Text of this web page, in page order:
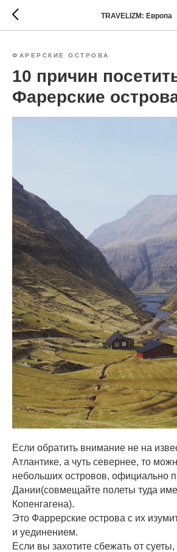
TRAVELIZM: Европа
ФАРЕРСКИЕ ОСТРОВА
10 причин
Фарерские
Если обратить внимание не на
Атлантике, а чуть севернее, то
небольших островов, официально
Дании(совмещайте полеты туда
Копенгагена).
Это Фаррерские острова с их
и уединением.
Если вы захотите сбежать от